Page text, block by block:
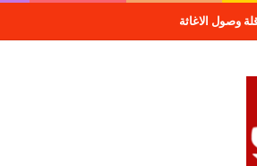
الراجحي الاستثمارية